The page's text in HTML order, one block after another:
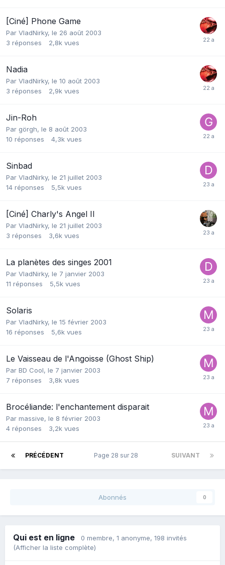
[Ciné] Phone Game
Par VladNirky, le 26 août 2003
3 réponses 2,8k vues
Nadia
Par VladNirky, le 10 août 2003
3 réponses 2,9k vues
Jin-Roh
Par görgh, le 8 août 2003
10 réponses 4,3k vues
Sinbad
Par VladNirky, le 21 juillet 2003
14 réponses 5,5k vues
[Ciné] Charly's Angel II
Par VladNirky, le 21 juillet 2003
3 réponses 3,6k vues
La planètes des singes 2001
Par VladNirky, le 7 janvier 2003
11 réponses 5,5k vues
Solaris
Par VladNirky, le 15 février 2003
16 réponses 5,6k vues
Le Vaisseau de l'Angoisse (Ghost Ship)
Par BD Cool, le 7 janvier 2003
7 réponses 3,8k vues
Brocéliande: l'enchantement disparait
Par massive, le 8 février 2003
4 réponses 3,2k vues
PRÉCÉDENT SUIVANT
Page 28 sur 28
Abonnés 0
Qui est en ligne 0 membre, 1 anonyme, 198 invités
(Afficher la liste complète)